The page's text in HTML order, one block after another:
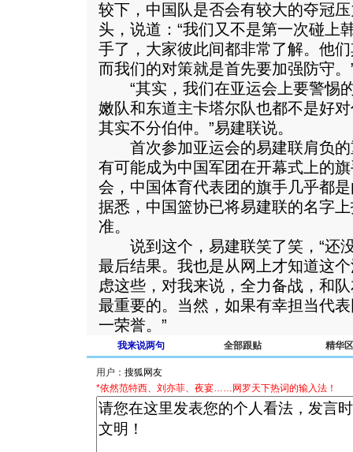
较下，中国队是否会有较大的夺冠
头，说道：“我们又不是第一次碰上
手了，大家彼此间都非常了解。他
而我们的对策就是首先要加强防守。
“其实，我们在亚运会上要警惕
嫩队和东道主卡塔尔队也都不是好
其实不分伯仲。”易建联说。
首次参加亚运会的易建联肩负的
有可能成为中国军团在开幕式上的
会，中国体育代表团的旗手几乎都
据悉，中国篮协已将易建联的名字
准。
说到这个，易建联笑了笑，“还
最后结果。我也是从网上才知道这
虑这些，对我来说，全力备战，和
最重要的。当然，如果有幸担当代
一荣誉。”
我来说两句 全部跟贴 精华区
用户：
*依然范特西、刘亦菲、夜宴……网罗天下热词的输入法！